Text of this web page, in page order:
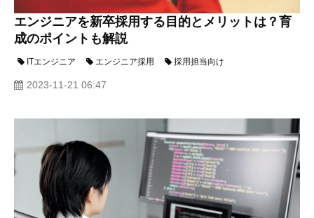
エンジニアを新卒採用する目的とメリットは？育
成のポイントも解説
ITエンジニア エンジニア採用 採用担当向け
2023-11-21 06:47